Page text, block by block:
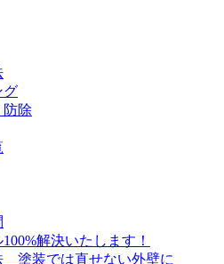
グ
防除
解決いたします！
塗装では直せない外壁に